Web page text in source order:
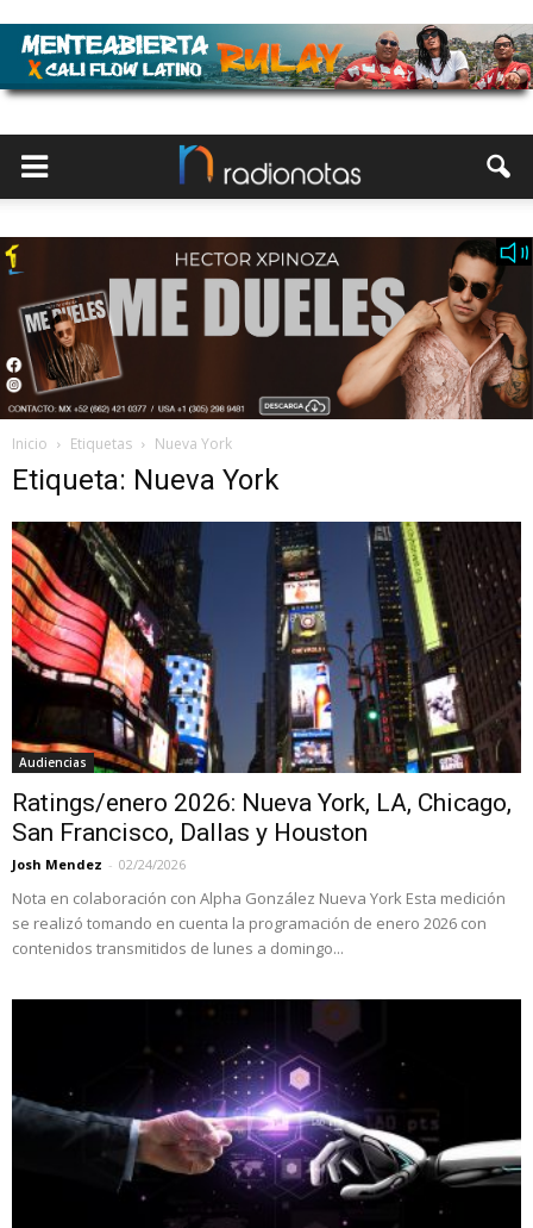
Inicio Etiquetas Nueva York
Etiqueta: Nueva York
Audiencias
Ratings/enero 2026: Nueva York, LA, Chicago,
San Francisco, Dallas y Houston
Josh Mendez - 02/24/2026
Nota en colaboración con Alpha González Nueva York Esta medición
se realizó tomando en cuenta la programación de enero 2026 con
contenidos transmitidos de lunes a domingo...